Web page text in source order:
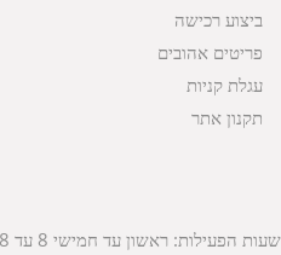
ביצוע רכישה
פריטים אהובים
עגלת קניות
תקנון אתר
שעות הפעילות: ראשון עד חמישי 8 עד 18| שישי 8 עד 15 | שבת 10 עד 17